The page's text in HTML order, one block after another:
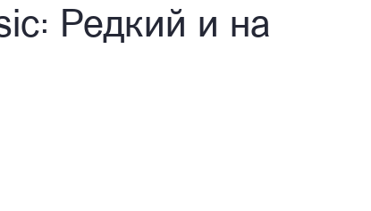
Редкий и на